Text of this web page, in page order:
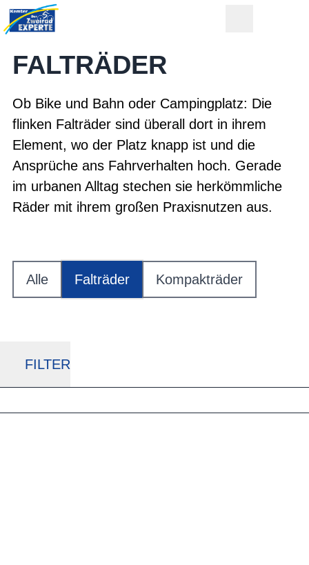
FALTRÄDER
Ob Bike und Bahn oder Campingplatz: Die
flinken Falträder sind überall dort in ihrem
Element, wo der Platz knapp ist und die
Ansprüche ans Fahrverhalten hoch. Gerade
im urbanen Alltag stechen sie herkömmliche
Räder mit ihrem großen Praxisnutzen aus.
Alle Falträder Kompakträder
FILTER